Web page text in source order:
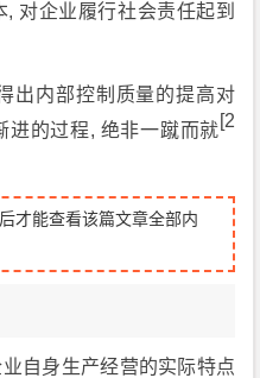
对企业履行社会责任起到
出内部控制质量的提高对
进的过程, 绝非一蹴而就[2
才能查看该篇文章全部内
自身生产经营的实际特点